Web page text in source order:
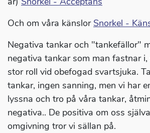
Och om våra känslor Snorkel -
Negativa tankar och "tankefällor"
negativa tankar som man fastnar i,
stor roll vid obefogad svartsjuka.
tankar, ingen sanning, men vi har
lyssna och tro på våra tankar,
negativa.. De positiva om oss
omgivning tror vi sällan på.